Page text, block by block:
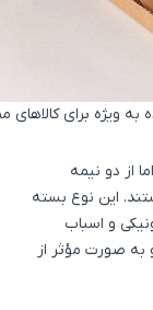
برای کالاهای
از دو نیمه
این نوع بسته
و اسباب‌
صورت مؤثر از